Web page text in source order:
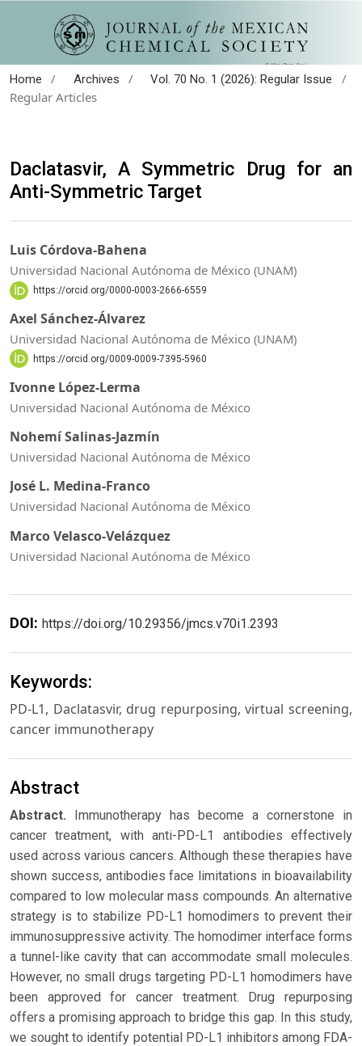
Home / Archives / Vol. 70 No. 1 (2026): Regular Issue
/
Regular Articles
Daclatasvir, A Symmetric Drug for an
Anti-Symmetric Target
Luis Córdova-Bahena
Universidad Nacional Autónoma de México (UNAM)
https://orcid.org/0000-0003-2666-6559
Axel Sánchez-Álvarez
Universidad Nacional Autónoma de México (UNAM)
https://orcid.org/0009-0009-7395-5960
Ivonne López-Lerma
Universidad Nacional Autónoma de México
Nohemí Salinas-Jazmín
Universidad Nacional Autónoma de México
José L. Medina-Franco
Universidad Nacional Autónoma de México
Marco Velasco-Velázquez
Universidad Nacional Autónoma de México
DOI: https://doi.org/10.29356/jmcs.v70i1.2393
Keywords:
PD-L1, Daclatasvir, drug repurposing, virtual screening,
cancer immunotherapy
Abstract
Abstract. Immunotherapy has become a cornerstone in
cancer treatment, with anti-PD-L1 antibodies effectively
used across various cancers. Although these therapies have
shown success, antibodies face limitations in bioavailability
compared to low molecular mass compounds. An alternative
strategy is to stabilize PD-L1 homodimers to prevent their
immunosuppressive activity. The homodimer interface forms
a tunnel-like cavity that can accommodate small molecules.
However, no small drugs targeting PD-L1 homodimers have
been approved for cancer treatment. Drug repurposing
offers a promising approach to bridge this gap. In this study,
we sought to identify potential PD-L1 inhibitors among FDA-